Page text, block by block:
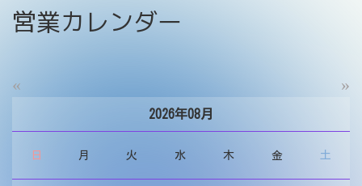
営業カレンダー
« »
2026年08月
日 月 火 水 木 金 土